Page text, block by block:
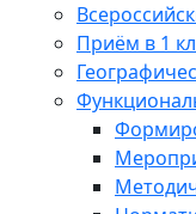
Приём в 1